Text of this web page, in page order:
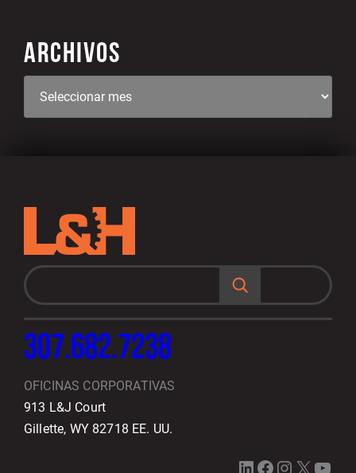
ARCHIVOS
u
a
307.682.7238
OFICINAS CORPORATIVAS
913 L&J Court
Gillette, WY 82718 EE. UU.
LinkedIn Facebook Instagram X YouTube